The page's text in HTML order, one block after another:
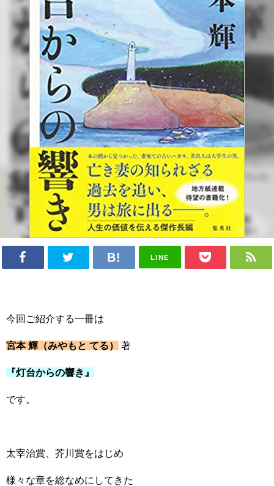
LINE
今回ご紹介する一冊は
宮本 輝（みやもと てる） 著
『灯台からの響き』
です。
太宰治賞、芥川賞をはじめ
様々な章を総なめにしてきた